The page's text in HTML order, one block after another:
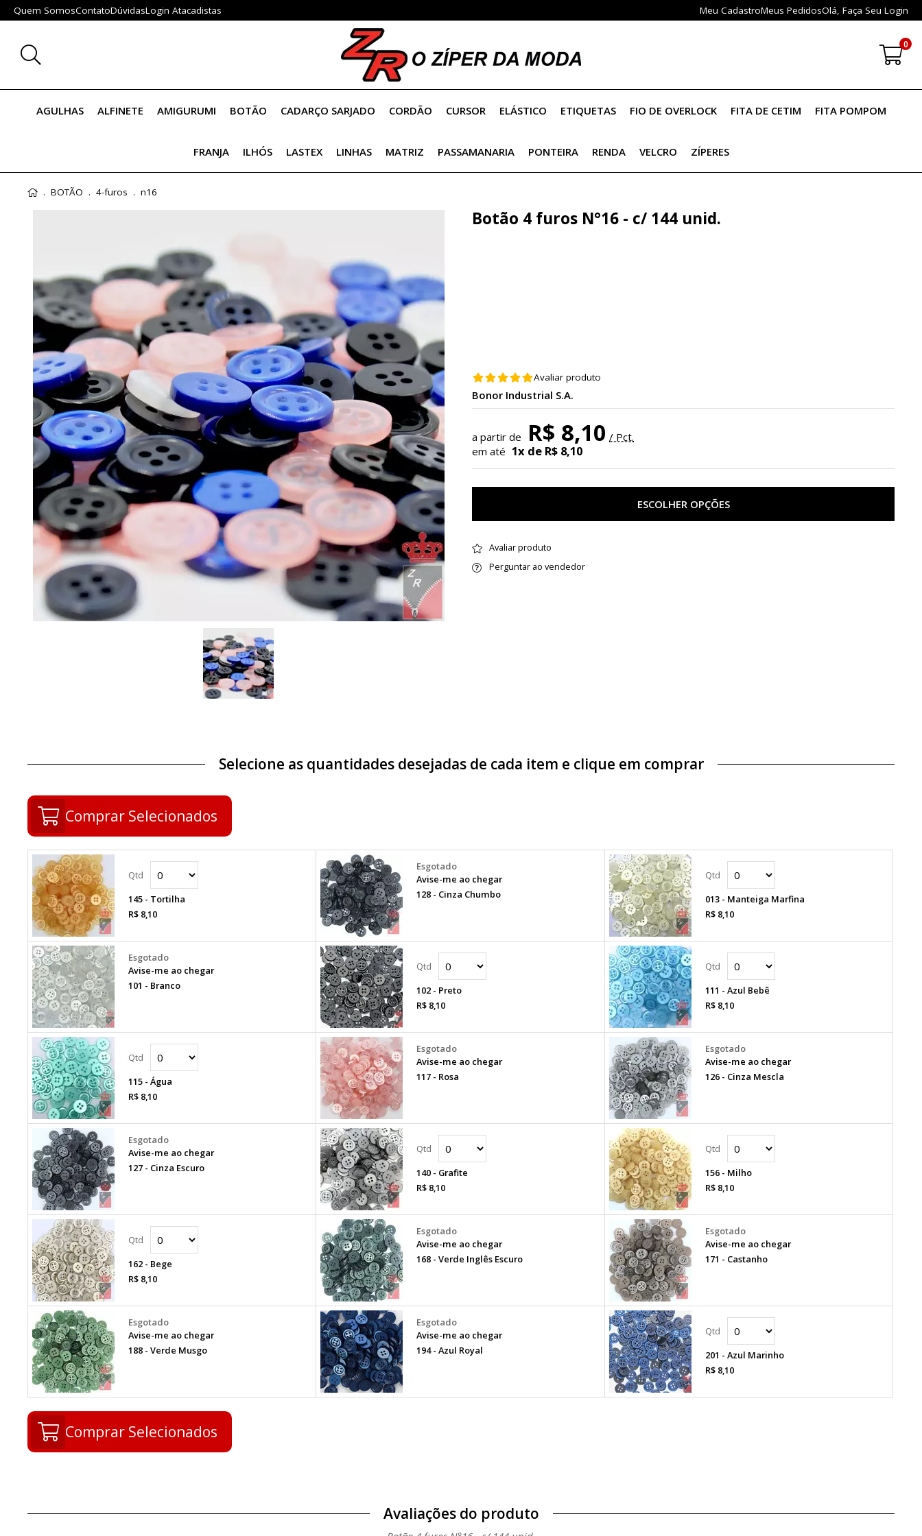
Quem SomosContatoDúvidasLogin Atacadistas Meu CadastroMeus PedidosOlá, Faça Seu Login
0
AGULHAS ALFINETE AMIGURUMI BOTÃO CADARÇO SARJADO CORDÃO CURSOR ELÁSTICO ETIQUETAS FIO DE OVERLOCK FITA DE CETIM FITA POMPOM
FRANJA ILHÓS LASTEX LINHAS MATRIZ PASSAMANARIA PONTEIRA RENDA VELCRO ZÍPERES
BOTÃO 4-furos n16
Botão 4 furos N°16 - c/ 144 unid.
Avaliar produto
Bonor Industrial S.A.
a partir de R$ 8,10 / Pct.
em até 1x de R$ 8,10
ESCOLHER OPÇÕES
Avaliar produto
Perguntar ao vendedor
Selecione as quantidades desejadas de cada item e clique em comprar
Comprar Selecionados
145 - Tortilha
R$ 8,10
Avise-me ao chegar
128 - Cinza Chumbo
013 - Manteiga Marfina
R$ 8,10
Avise-me ao chegar
101 - Branco
102 - Preto
R$ 8,10
111 - Azul Bebê
R$ 8,10
115 - Água
R$ 8,10
Avise-me ao chegar
117 - Rosa
Avise-me ao chegar
126 - Cinza Mescla
Avise-me ao chegar
127 - Cinza Escuro
140 - Grafite
R$ 8,10
156 - Milho
R$ 8,10
162 - Bege
R$ 8,10
Avise-me ao chegar
168 - Verde Inglês Escuro
Avise-me ao chegar
171 - Castanho
Avise-me ao chegar
188 - Verde Musgo
Avise-me ao chegar
194 - Azul Royal
201 - Azul Marinho
R$ 8,10
Comprar Selecionados
Avaliações do produto